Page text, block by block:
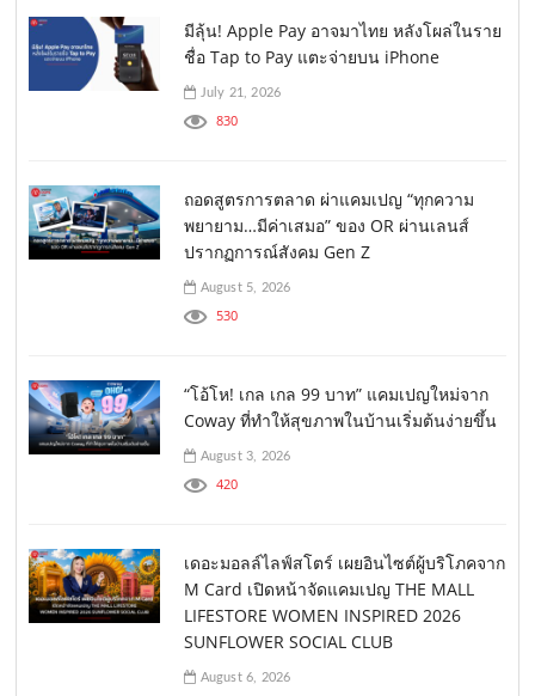
มีลุ้น! Apple Pay อาจมาไทย หลังโผล่ในราย
ชื่อ Tap to Pay แตะจ่ายบน iPhone
July 21, 2026
830
ถอดสูตรการตลาด ผ่าแคมเปญ “ทุกความ
พยายาม…มีค่าเสมอ” ของ OR ผ่านเลนส์
ปรากฏการณ์สังคม Gen Z
August 5, 2026
530
“โอ้โห! เกล เกล 99 บาท” แคมเปญใหม่จาก
Coway ที่ทำให้สุขภาพในบ้านเริ่มต้นง่ายขึ้น
August 3, 2026
420
เดอะมอลล์ไลฟ์สโตร์ เผยอินไซต์ผู้บริโภคจาก
M Card เปิดหน้าจัดแคมเปญ THE MALL
LIFESTORE WOMEN INSPIRED 2026
SUNFLOWER SOCIAL CLUB
August 6, 2026